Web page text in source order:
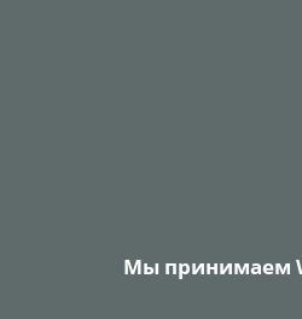
Мы принимаем